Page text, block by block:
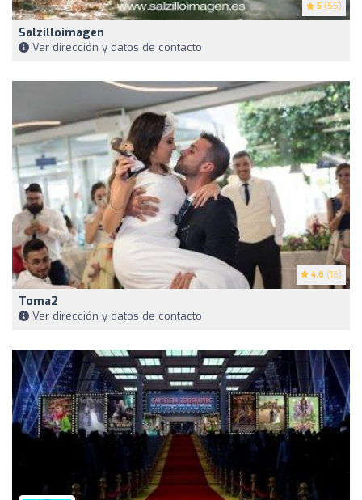
5 (55)
Salzilloimagen
Ver dirección y datos de contacto
4.6 (16)
Toma2
Ver dirección y datos de contacto